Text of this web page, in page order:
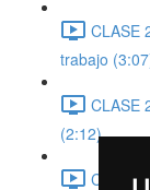
CLASE
trabajo
CLASE
(2:12)
CLASE